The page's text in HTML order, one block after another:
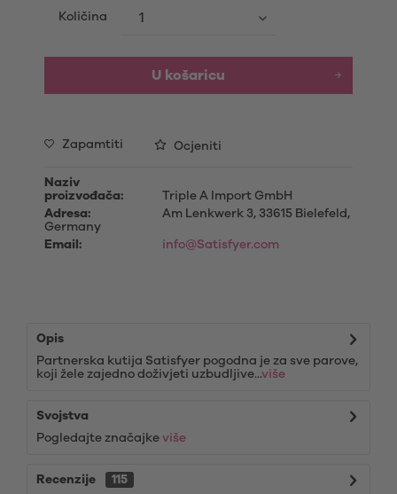
Količina
U košaricu
Zapamtiti Ocjeniti
Naziv
proizvođača:
Triple A Import GmbH
Adresa:
Am Lenkwerk 3, 33615 Bielefeld,
Germany
Email:
info@Satisfyer.com
Opis
Partnerska kutija Satisfyer pogodna je za sve parove,
koji žele zajedno doživjeti uzbudljive...više
Svojstva
Pogledajte značajke više
Recenzije
115